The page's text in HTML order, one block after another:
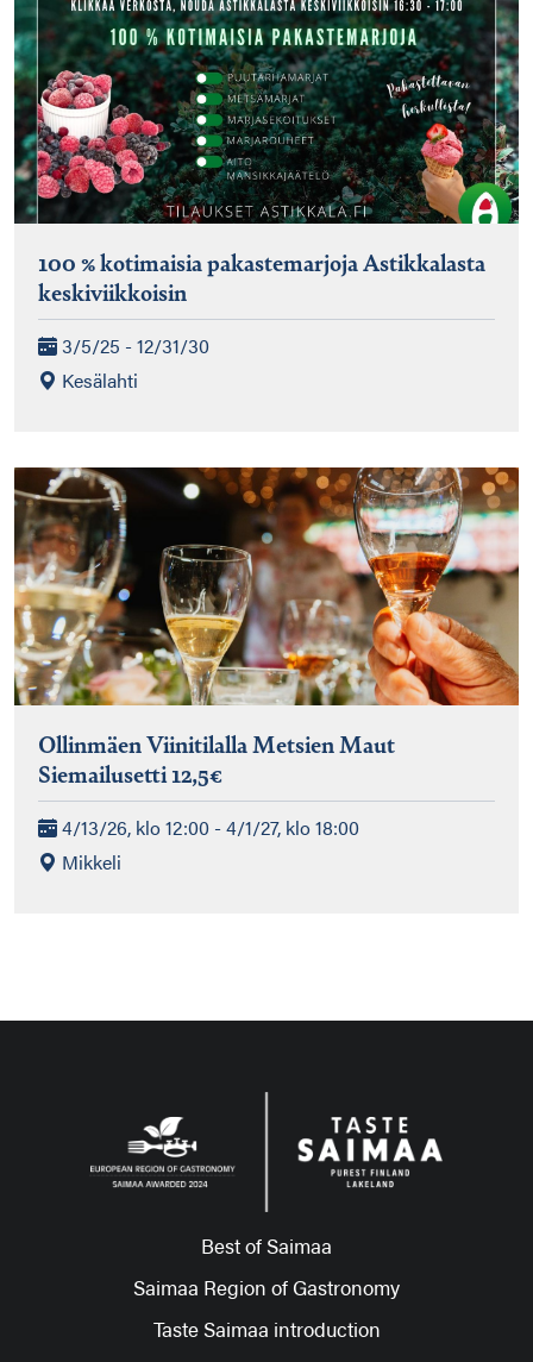
100 % kotimaisia pakastemarjoja Astikkalasta
keskiviikkoisin
3/5/25 - 12/31/30
Kesälahti
Ollinmäen Viinitilalla Metsien Maut
Siemailusetti 12,5€
4/13/26, klo 12:00 - 4/1/27, klo 18:00
Mikkeli
Best of Saimaa
Saimaa Region of Gastronomy
Taste Saimaa introduction